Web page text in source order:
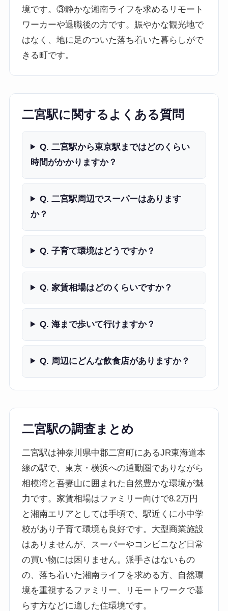
境です。③静かな湘南ライフを求めるリモート
ワーカーや退職後の方です。賑やかな観光地で
はなく、地に足のついた落ち着いた暮らしがで
きる町です。
二宮駅に関するよくある質問
Q. 二宮駅から東京駅まではどのくらい
時間がかかりますか？
Q. 二宮駅周辺でスーパーはあります
か？
Q. 子育て環境はどうですか？
Q. 家賃相場はどのくらいですか？
Q. 海まで歩いて行けますか？
Q. 周辺にどんな飲食店がありますか？
二宮駅の調査まとめ
二宮駅は神奈川県中郡二宮町にあるJR東海道本
線の駅で、東京・横浜への通勤圏でありながら
相模湾と吾妻山に囲まれた自然豊かな環境が魅
力です。家賃相場はファミリー向けで8.2万円
と湘南エリアとしては手頃で、駅近くに小中学
校があり子育て環境も良好です。大型商業施設
はありませんが、スーパーやコンビニなど日常
の買い物には困りません。派手さはないもの
の、落ち着いた湘南ライフを求める方、自然環
境を重視するファミリー、リモートワークで暮
らす方などに適した住環境です。